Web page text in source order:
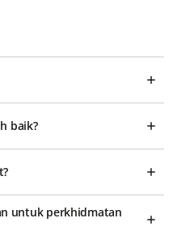
baik?
untuk perkhidmatan